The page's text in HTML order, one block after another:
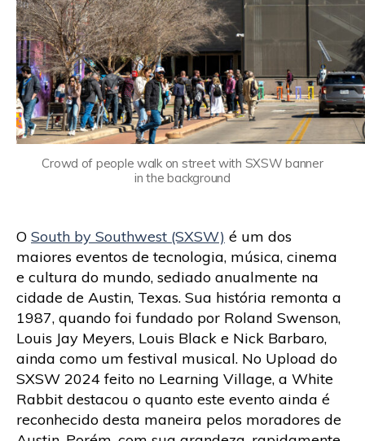
Crowd of people walk on street with SXSW banner
in the background
O South by Southwest (SXSW) é um dos
maiores eventos de tecnologia, música, cinema
e cultura do mundo, sediado anualmente na
cidade de Austin, Texas. Sua história remonta a
1987, quando foi fundado por Roland Swenson,
Louis Jay Meyers, Louis Black e Nick Barbaro,
ainda como um festival musical. No Upload do
SXSW 2024 feito no Learning Village, a White
Rabbit destacou o quanto este evento ainda é
reconhecido desta maneira pelos moradores de